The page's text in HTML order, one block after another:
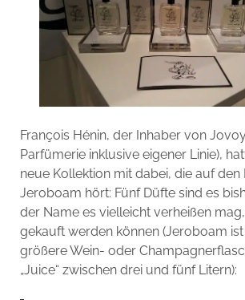
François Hénin, der Inhaber von
Parfümerie inklusive eigener Linie),
neue Kollektion mit dabei, die auf den
Jeroboam hört: Fünf Düfte sind es
der Name es vielleicht verheißen
gekauft werden können (Jeroboam
größere Wein- oder
„Juice“ zwischen drei und fünf Litern):